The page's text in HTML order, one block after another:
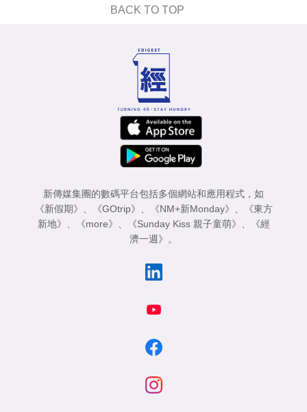
BACK TO TOP
新傳媒集團的數碼平台包括多個網站和應用程式，如
《新假期》
《GOtrip》 《NM+新Monday》
《東方
新地》
《more》 《Sunday Kiss 親子童萌》
《經
濟一週》
。